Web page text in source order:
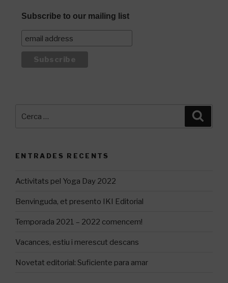
Subscribe to our mailing list
ENTRADES RECENTS
Activitats pel Yoga Day 2022
Benvinguda, et presento IKI Editorial
Temporada 2021 – 2022 comencem!
Vacances, estiu i merescut descans
Novetat editorial: Suficiente para amar